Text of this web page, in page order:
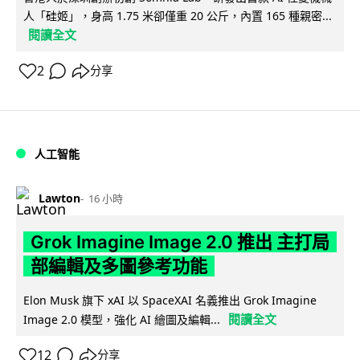
人「硅姬」，身高 1.75 米卻僅重 20 公斤，內置 165 種親密...
閱讀全文
2 分享
人工智能
Lawton 16 小時
Grok Imagine Image 2.0 推出 主打局
部編輯及多圖參考功能
Elon Musk 旗下 xAI 以 SpaceXAI 名義推出 Grok Imagine
Image 2.0 模型，強化 AI 繪圖及編輯...
閱讀全文
12 分享